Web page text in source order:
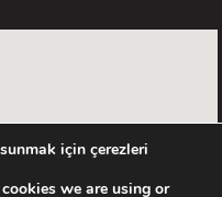
için çerezleri
we are using or